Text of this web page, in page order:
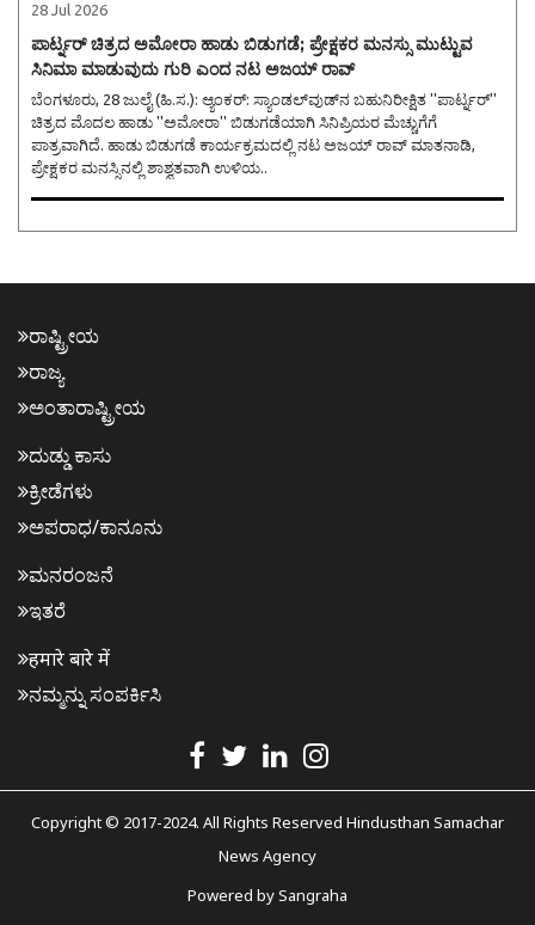
28 Jul 2026
ಪಾರ್ಟ್ನರ್ ಚಿತ್ರದ ಅಮೋರಾ ಹಾಡು ಬಿಡುಗಡೆ; ಪ್ರೇಕ್ಷಕರ ಮನಸ್ಸು ಮುಟ್ಟುವ
ಸಿನಿಮಾ ಮಾಡುವುದು ಗುರಿ ಎಂದ ನಟ ಅಜಯ್ ರಾವ್
ಬೆಂಗಳೂರು, 28 ಜುಲೈ (ಹಿ.ಸ.): ಆ್ಯಂಕರ್: ಸ್ಯಾಂಡಲ್‌ವುಡ್‌ನ ಬಹುನಿರೀಕ್ಷಿತ ''ಪಾರ್ಟ್ನರ್''
ಚಿತ್ರದ ಮೊದಲ ಹಾಡು ''ಅಮೋರಾ'' ಬಿಡುಗಡೆಯಾಗಿ ಸಿನಿಪ್ರಿಯರ ಮೆಚ್ಚುಗೆಗೆ
ಪಾತ್ರವಾಗಿದೆ. ಹಾಡು ಬಿಡುಗಡೆ ಕಾರ್ಯಕ್ರಮದಲ್ಲಿ ನಟ ಅಜಯ್ ರಾವ್ ಮಾತನಾಡಿ,
ಪ್ರೇಕ್ಷಕರ ಮನಸ್ಸಿನಲ್ಲಿ ಶಾಶ್ವತವಾಗಿ ಉಳಿಯ..
ರಾಷ್ಟ್ರೀಯ
ರಾಜ್ಯ
ಅಂತಾರಾಷ್ಟ್ರೀಯ
ದುಡ್ಡು ಕಾಸು
ಕ್ರೀಡೆಗಳು
ಅಪರಾಧ/ಕಾನೂನು
ಮನರಂಜನೆ
ಇತರೆ
हमारे बारे में
ನಮ್ಮನ್ನು ಸಂಪರ್ಕಿಸಿ
Copyright © 2017-2024. All Rights Reserved Hindusthan Samachar
News Agency
Powered bySangraha